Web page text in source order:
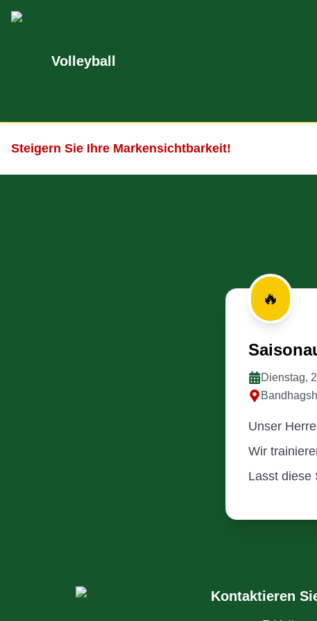
Volleyball
Steigern Sie Ihre Markensichtbarkeit!
🔥
Dienstag,
Unser
Wir
Lasst diese
Kontaktieren